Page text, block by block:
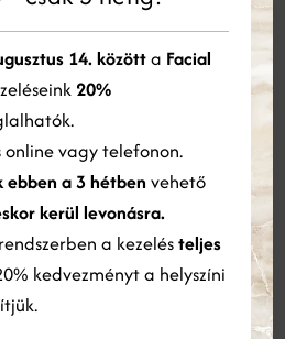
+ ajándék
15ml
+ ajándék
15ml
14. közötta Facial
20%
vagy telefonon.
ebben a 3 hétben vehető
kerül levonásra.
a kezelésteljes
kedvezményt a helyszíni
a hirdetések személyre
Webhelyünk Ön általi
megosztjuk hirdetési és
egyesíthetik azokat más
biztosított számukra, vagy
Ön általi használatából gyűjtöttek
ÖSSZES ELFOGADÁSA